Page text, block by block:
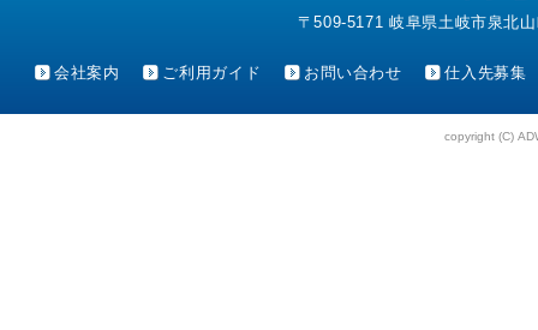
〒509-5171 岐阜県土岐市泉北
会社案内 ご利用ガイド お問い合わせ 仕入先募集
copyright (C)